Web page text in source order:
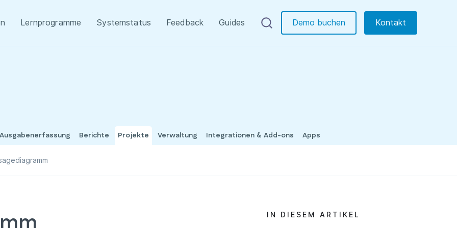
Lernprogramme Systemstatus Feedback Guides Demo buchen Kontakt
Integrationen & Add-ons
Berichte Projekte Verwaltung Apps
IN DIESEM ARTIKEL